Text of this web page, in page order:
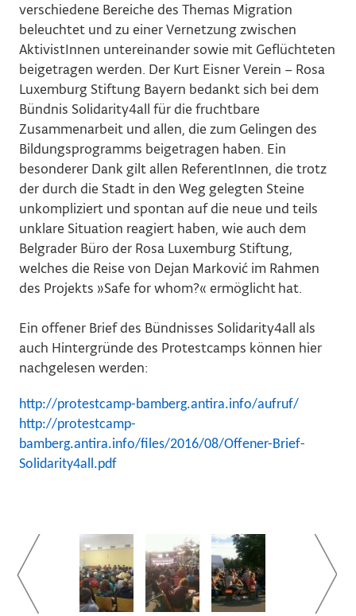
verschiedene Bereiche des Themas Migration
beleuchtet und zu einer Vernetzung zwischen
AktivistInnen untereinander sowie mit Geflüchteten
beigetragen werden. Der Kurt Eisner Verein – Rosa
Luxemburg Stiftung Bayern bedankt sich bei dem
Bündnis Solidarity4all für die fruchtbare
Zusammenarbeit und allen, die zum Gelingen des
Bildungsprogramms beigetragen haben. Ein
besonderer Dank gilt allen ReferentInnen, die trotz
der durch die Stadt in den Weg gelegten Steine
unkompliziert und spontan auf die neue und teils
unklare Situation reagiert haben, wie auch dem
Belgrader Büro der Rosa Luxemburg Stiftung,
welches die Reise von Dejan Marković im Rahmen
des Projekts »Safe for whom?« ermöglichthat.
Ein offener Brief des Bündnisses Solidarity4all als
auch Hintergründe des Protestcamps können hier
nachgelesen werden:
http://protestcamp-bamberg.antira.info/aufruf/
http://protestcamp-
bamberg.antira.info/files/2016/08/Offener-Brief-
Solidarity4all.pdf